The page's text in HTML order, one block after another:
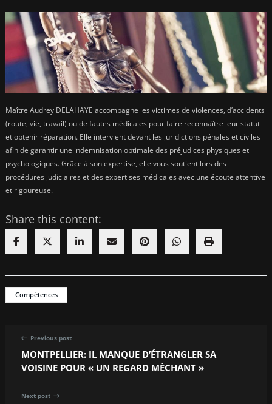
Maître Audrey DELAHAYE accompagne les victimes de violences, d’accidents
(route, vie, travail) ou de fautes médicales pour faire reconnaître leur statut
et obtenir réparation. Elle intervient devant les juridictions pénales et civiles
afin de garantir une indemnisation optimale des préjudices physiques et
psychologiques. Grâce à son expertise, elle vous soutient lors des
procédures judiciaires et des expertises médicales avec une écoute attentive
et rigoureuse.
Share this content:
Compétences
Previous post
MONTPELLIER: IL MANQUE D’ÉTRANGLER SA
VOISINE POUR « UN REGARD MÉCHANT »
Next post